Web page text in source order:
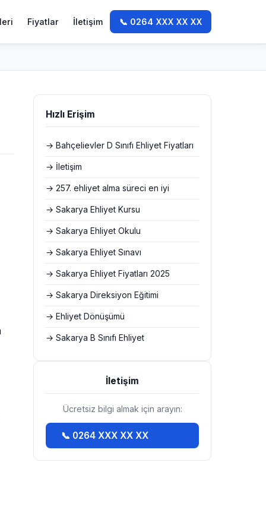
Fiyatlar İletişim 📞 0264 XXX XX XX
Hızlı Erişim
→ Bahçelievler D Sınıfı Ehliyet Fiyatları
→ İletişim
→ 257. ehliyet alma süreci en iyi
→ Sakarya Ehliyet Kursu
→ Sakarya Ehliyet Okulu
→ Sakarya Ehliyet Sınavı
→ Sakarya Ehliyet Fiyatları 2025
→ Sakarya Direksiyon Eğitimi
→ Ehliyet Dönüşümü
→ Sakarya B Sınıfı Ehliyet
İletişim
Ücretsiz bilgi almak için arayın:
📞 0264 XXX XX XX